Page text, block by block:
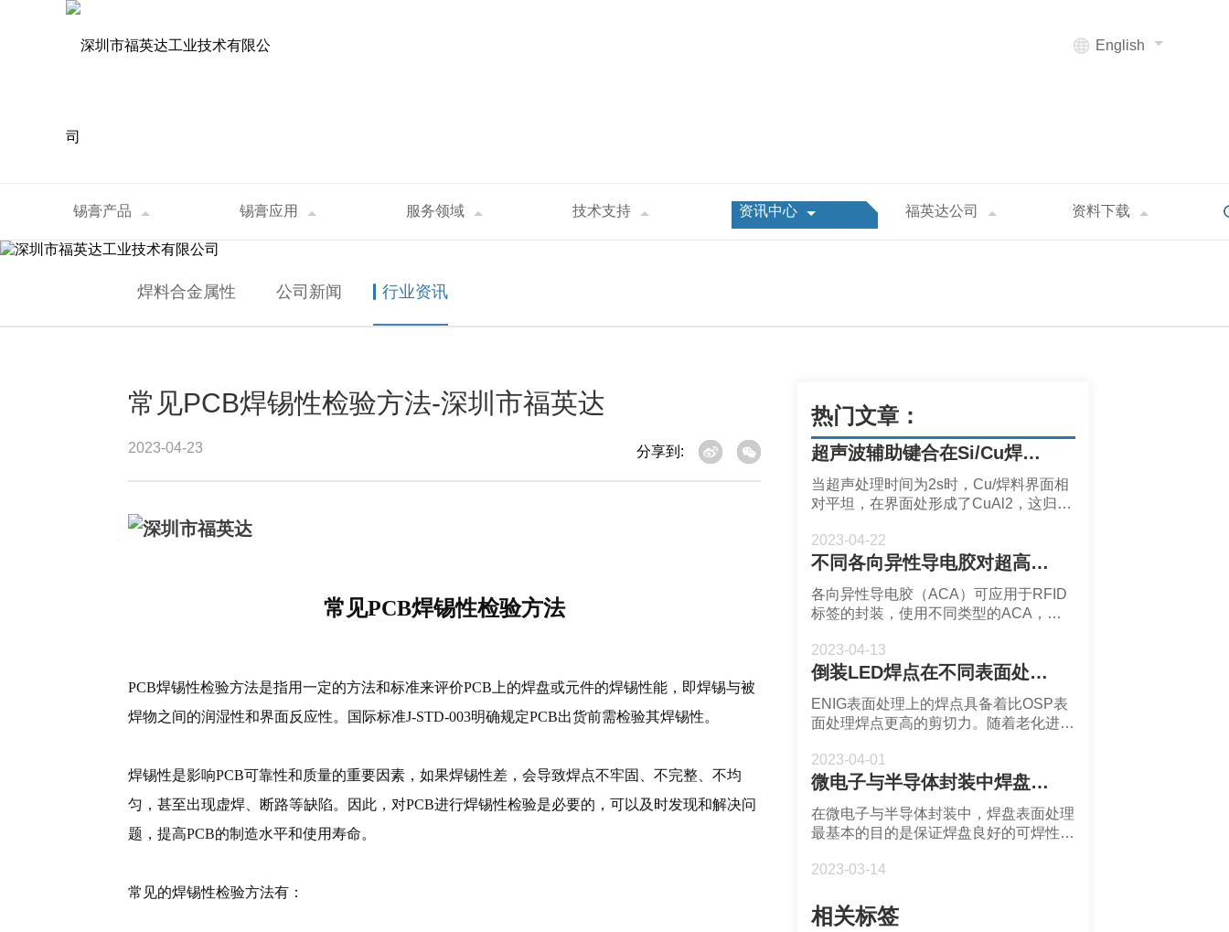
English
锡膏产品 锡膏应用 服务领域 技术支持 资讯中心 福英达公司 资料下载
资讯中心
首页 >行业资讯 常见PCB焊锡性检验方法-深圳市福英达
焊料合金属性 公司新闻 行业资讯
常见PCB焊锡性检验方法-深圳市福英达
2023-04-23 分享到:
常见PCB焊锡性检验方法
PCB焊锡性检验方法是指用一定的方法和标准来评价PCB上的焊盘或元件的焊锡性能，即焊锡与被
焊物之间的润湿性和界面反应性。国际标准J-STD-003明确规定PCB出货前需检验其焊锡性。
焊锡性是影响PCB可靠性和质量的重要因素，如果焊锡性差，会导致焊点不牢固、不完整、不均
匀，甚至出现虚焊、断路等缺陷。因此，对PCB进行焊锡性检验是必要的，可以及时发现和解决问
题，提高PCB的制造水平和使用寿命。
常见的焊锡性检验方法有：
热门文章：
超声波辅助键合在Si/Cu焊点的应用-深圳市福英达
当超声处理时间为2s时，Cu/焊料界面相
对平坦，在界面处形成了CuAl2，这归因
Cu的溶解度不足，CuAl2分布并不连
续。随着超声时间增加，CuAl2在界面处
时间为12s。焊料/Cu界面出现了溶解
坑，这表明Cu焊盘被超声剧烈侵蚀
2023-04-22
不同各向异性导电㬵对超高频 RFID 标签的可靠性影响-深圳市福英达
各向异性导电胶（ACA）可应⽤于RFID
标签的封装，使用不同类型的ACA，可
可靠性。
2023-04-13
倒装LED焊点在不同表面处理的失效模式-深圳市福英达
ENIG表面处理上的焊点具备着比OSP表
面处理焊点更高的剪切力。随着老化进程
明显下降，这归因于IMC晶粒的粗化和生
长。老化过程中不断粗化和生长的IMC使
中最薄弱的部分。
2023-04-01
微电子与半导体封装中焊盘表面处理方式-深圳市福英达
在微电子与半导体封装中，焊盘表面处理
最基本的目的是保证焊盘良好的可焊性和
物的形式存在，不大可能长期保持为原
2023-03-14
相关标签